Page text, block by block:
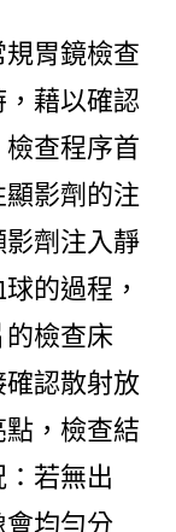
胃鏡檢查
藉以確認
查程序首
影劑的注
劑注入靜
的過程，
檢查床
確認散射放
，檢查結
若無出
會均勻分